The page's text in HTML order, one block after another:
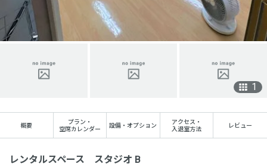
1
概要
プラン ・
空席カレンダー
設備・オプション
アクセス ・
入退室方法
レビュー
レンタルスペース スタジオ B